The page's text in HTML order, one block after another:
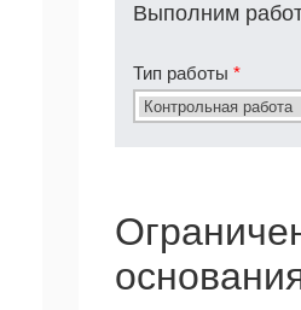
Выполним
Тип работы *